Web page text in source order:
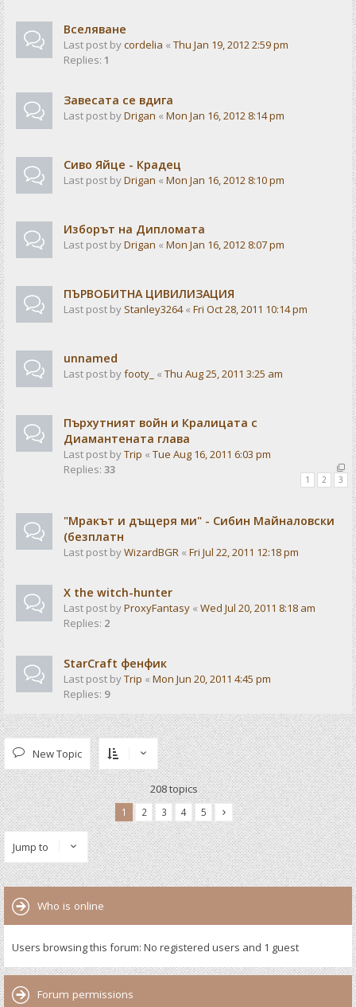
Вселяване
Last post bycordelia « Thu Jan 19, 2012 2:59 pm
Replies: 1
Завесата се вдига
Last post byDrigan « Mon Jan 16, 2012 8:14 pm
Сиво Яйце - Крадец
Last post byDrigan « Mon Jan 16, 2012 8:10 pm
Изборът на Дипломата
Last post byDrigan « Mon Jan 16, 2012 8:07 pm
ПЪРВОБИТНА ЦИВИЛИЗАЦИЯ
Last post by Stanley3264« Fri Oct 28, 2011 10:14 pm
unnamed
Last post byfooty_ « Thu Aug 25, 2011 3:25 am
Пърхутният войн и Кралицата с
Диамантената глава
Last post byTrip « Tue Aug 16, 2011 6:03 pm
Replies: 33
1 2 3
"Мракът и дъщеря ми" - Сибин Майналовски
(безплатн
Last post byWizardBGR « Fri Jul 22, 2011 12:18 pm
X the witch-hunter
Last post byProxyFantasy « Wed Jul 20, 2011 8:18 am
Replies: 2
StarCraft фенфик
Last post byTrip « Mon Jun 20, 2011 4:45 pm
Replies: 9
New Topic
208 topics
1 2 3 4 5
Jump to
Who is online
Users browsing this forum: No registered users and 1 guest
Forum permissions